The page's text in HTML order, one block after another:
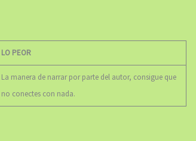
LO PEOR
La manera de narrar por parte del autor, consigue que
no conectes con nada.